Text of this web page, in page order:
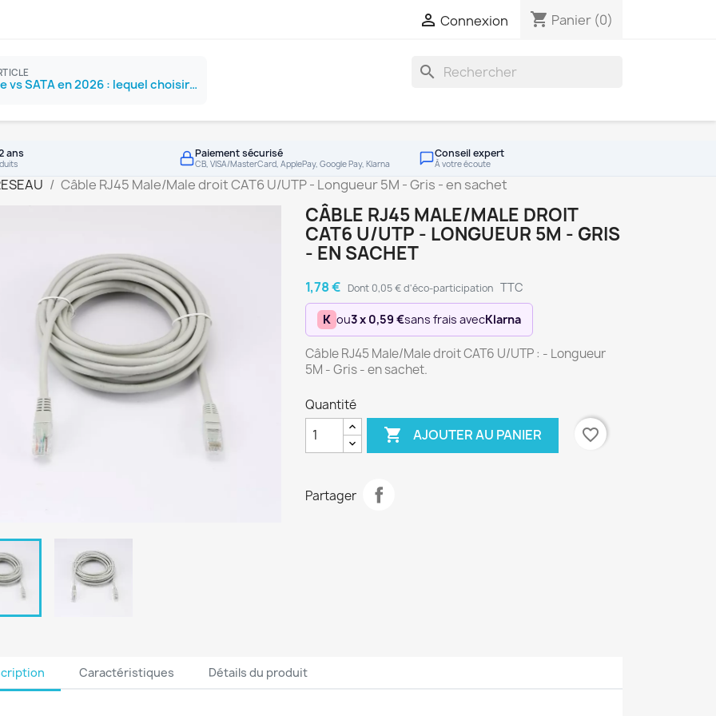
 Connexion shopping_cart Panier (0)
SSD NVMe vs SATA en 2026 : lequel choisir ?
search
ans Paiement sécurisé
CB, VISA/MasterCard, ApplePay, Google Pay, Klarna
Conseil expert
À votre écoute
Câble RJ45 Male/Male droit CAT6 U/UTP - Longueur 5M - Gris - en sachet
CÂBLE RJ45 MALE/MALE DROIT
CAT6 U/UTP - LONGUEUR 5M - GRIS
- EN SACHET
1,78 € Dont 0,05 € d'éco-participation TTC
K ou3 x 0,59 €sans frais avecKlarna
Câble RJ45 Male/Male droit CAT6 U/UTP : - Longueur
5M - Gris - en sachet.
Quantité
 AJOUTER AU PANIER favorite_border
Partager
Caractéristiques Détails du produit